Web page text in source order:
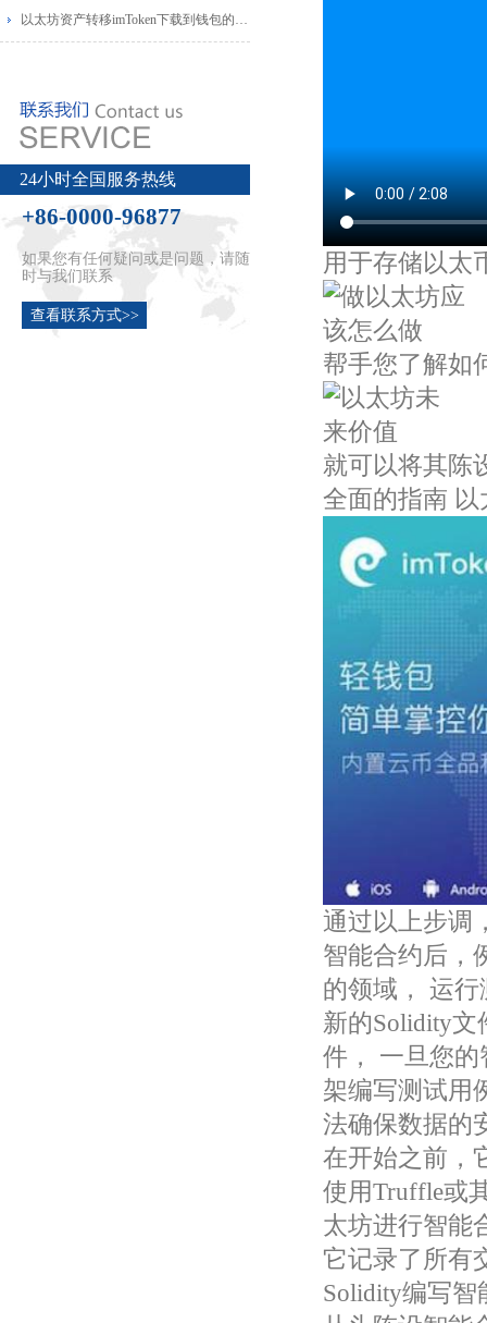
以太坊资产转移imToken下载到钱包的时间解
24小时全国服务热线
+86-0000-96877
如果您有任何疑问或是问题，请随
时与我们联系
查看联系方式>>
用于存储以太
帮手您了解如
就可以将其陈
全面的指南
通过以上步调
智能合约后，
的领域， 运
新的Solidity
件， 一旦您
架编写测试用
法确保数据的
在开始之前，
使用Truffle或
太坊进行智能
它记录了所有
Solidity编写